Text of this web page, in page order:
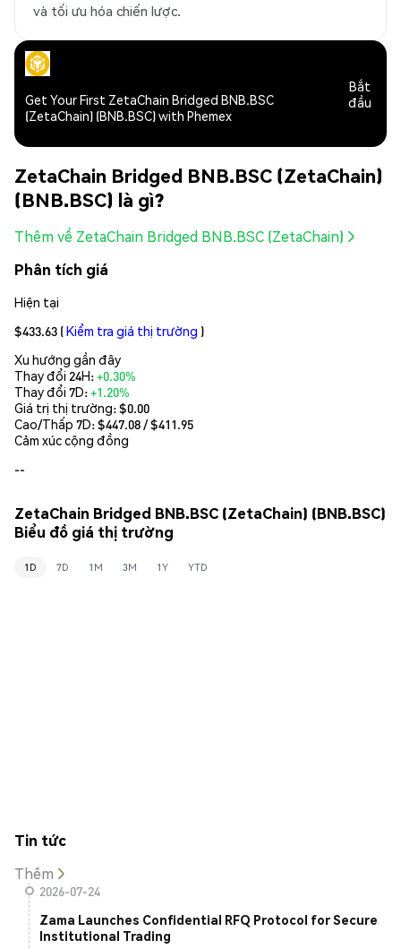
và tối ưu hóa chiến lược.
Get Your First ZetaChain Bridged BNB.BSC
(ZetaChain) (BNB.BSC) with Phemex
Bắt
đầu
ZetaChain Bridged BNB.BSC (ZetaChain)
(BNB.BSC) là gì?
Thêm về ZetaChain Bridged BNB.BSC (ZetaChain)
Phân tích giá
Hiện tại
$433.63 (Kiểm tra giá thị trường )
Xu hướng gần đây
Thay đổi 24H:+0.30%
Thay đổi 7D:+1.20%
Giá trị thị trường:$0.00
Cao/Thấp 7D: $447.08/ $411.95
Cảm xúc cộng đồng
--
ZetaChain Bridged BNB.BSC (ZetaChain) (BNB.BSC)
Biểu đồ giá thị trường
1D 7D 1M 3M 1Y YTD
Tin tức
Thêm
2026-07-24
Zama Launches Confidential RFQ Protocol for Secure
Institutional Trading